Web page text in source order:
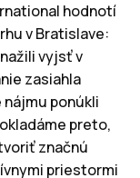
hodnotí
v Bratislave:
vyjsť v
zasiahla
ponúkli
preto,
značnú
priestormi